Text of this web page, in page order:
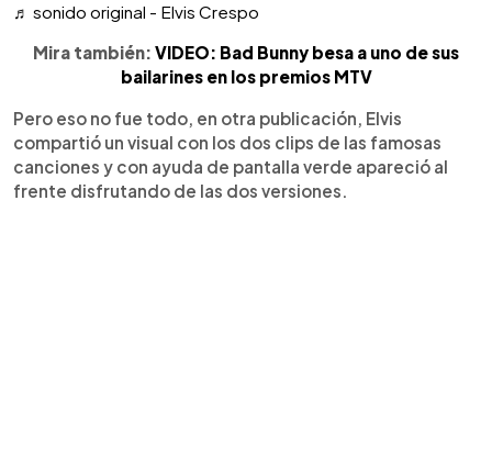
♬ sonido original - Elvis Crespo
Mira también: VIDEO: Bad Bunny besa a uno de sus
bailarines en los premios MTV
Pero eso no fue todo, en otra publicación, Elvis
compartió un visual con los dos clips de las famosas
canciones y con ayuda de pantalla verde apareció al
frente disfrutando de las dos versiones.